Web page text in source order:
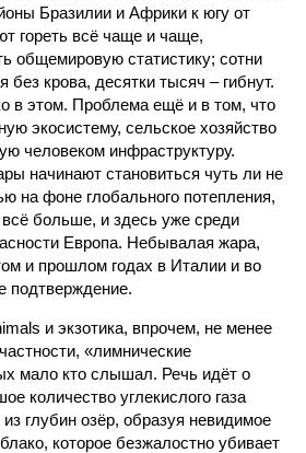
Бразилии и Африки к югу от
гореть всё чаще и чаще,
общемировую статистику; сотни
крова, десятки тысяч – гибнут.
в этом. Проблема ещё и в том, что
экосистему, сельское хозяйство
человеком инфраструктуру.
начинают становиться чуть ли не
на фоне глобального потепления,
всё больше, и здесь уже среди
Европа. Небывалая жара,
и прошлом годах в Италии и во
подтверждение.
и экзотика, впрочем, не менее
«лимнические
мало кто слышал. Речь идёт о
количество углекислого газа
глубин озёр, образуя невидимое
которое безжалостно убивает